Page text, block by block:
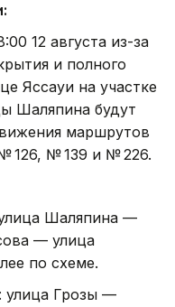
12 августа из-за
и полного
Яссауи на участке
Шаляпина будут
маршрутов
№ 139 и № 226.
Шаляпина —
— улица
по схеме.
улица Грозы —